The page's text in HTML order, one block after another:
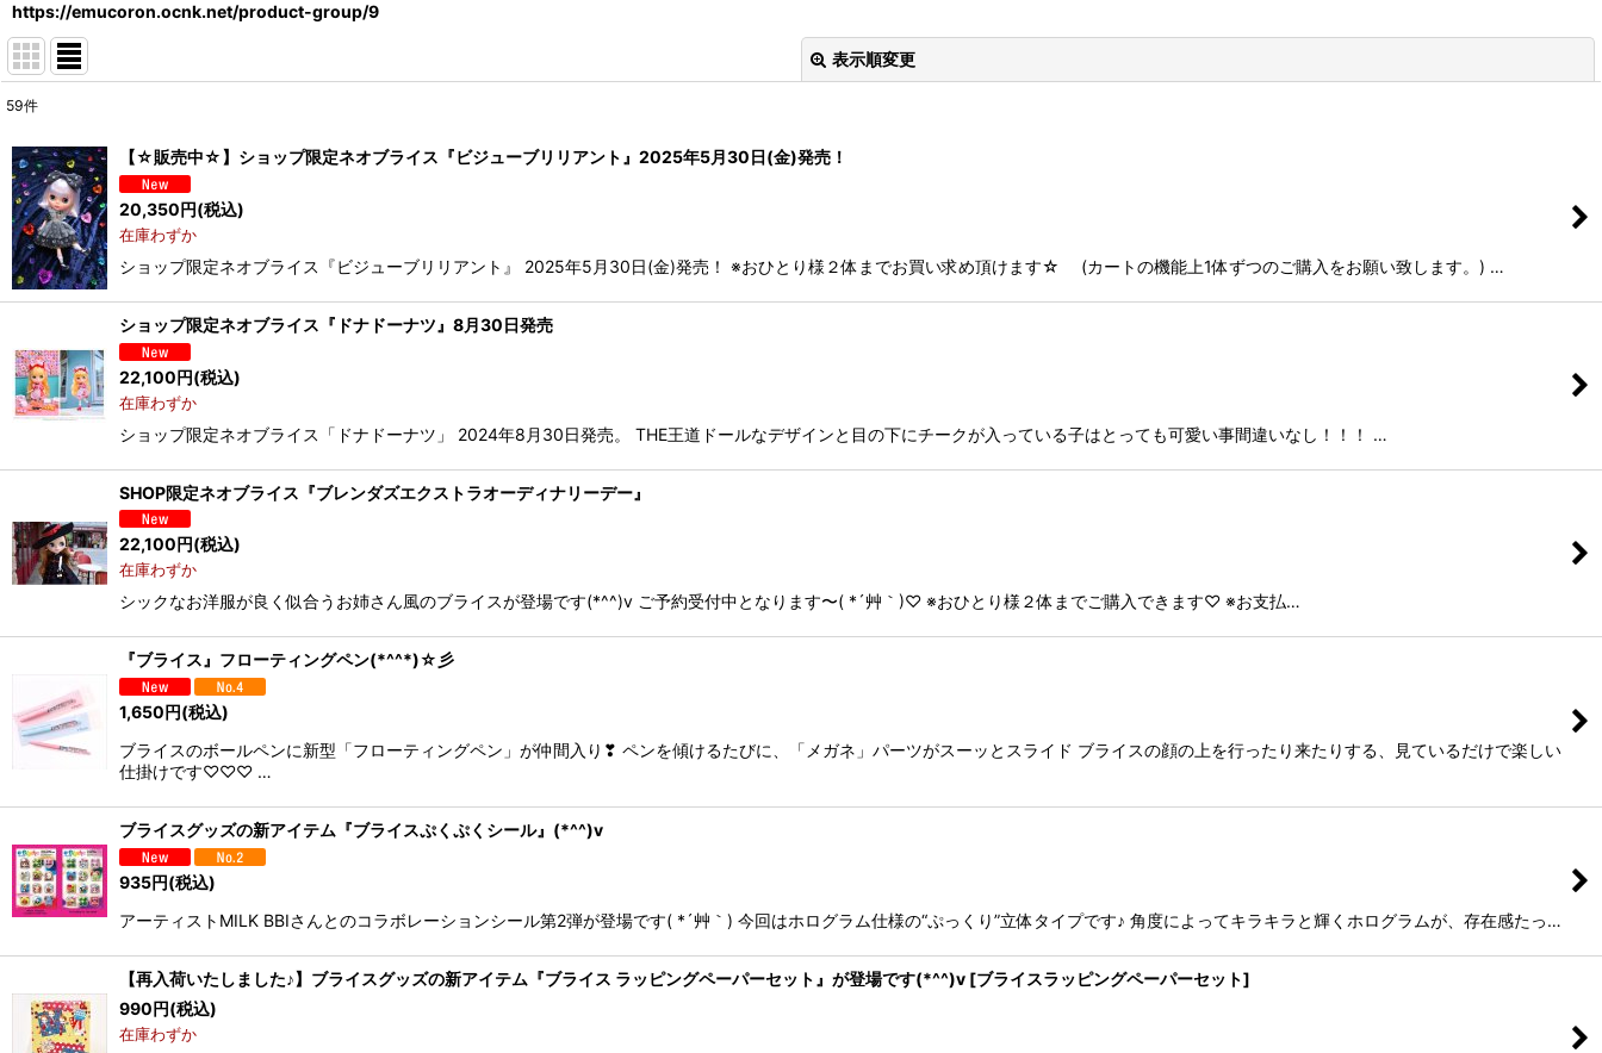
https://emucoron.ocnk.net/product-group/9
表示順変更
表示数:
在庫あり
並び順:
59件
【☆販売中☆】ショップ限定ネオブライス『ビジューブリリアント』2025年5月30日(金)発売！
20,350円(税込)
在庫わずか
ショップ限定ネオブライス『ビジューブリリアント』 2025年5月30日(金)発売！ ※おひとり様２体までお買い求め頂けます☆ (カートの機能上1体ずつのご購入をお願い致します。) …
ショップ限定ネオブライス『ドナドーナツ』8月30日発売
22,100円(税込)
在庫わずか
ショップ限定ネオブライス「ドナドーナツ」 2024年8月30日発売。 THE王道ドールなデザインと目の下にチークが入っている子はとっても可愛い事間違いなし！！！ …
SHOP限定ネオブライス『ブレンダズエクストラオーディナリーデー』
22,100円(税込)
在庫わずか
シックなお洋服が良く似合うお姉さん風のブライスが登場です(*^^)v ご予約受付中となります〜( *´艸｀)♡ ※おひとり様２体までご購入できます♡ ※お支払…
『ブライス』フローティングペン(*^^*)☆彡
1,650円(税込)
ブライスのボールペンに新型「フローティングペン」が仲間入り❣ ペンを傾けるたびに、「メガネ」パーツがスーッとスライド ブライスの顔の上を行ったり来たりする、見ているだけで楽しい
仕掛けです♡♡♡ …
ブライスグッズの新アイテム『ブライスぷくぷくシール』(*^^)v
935円(税込)
アーティストMILK BBIさんとのコラボレーションシール第2弾が登場です( *´艸｀) 今回はホログラム仕様の“ぷっくり”立体タイプです♪ 角度によってキラキラと輝くホログラムが、存在感たっ…
【再入荷いたしました♪】ブライスグッズの新アイテム『ブライス ラッピングペーパーセット』が登場です(*^^)v [ブライスラッピングペーパーセット]
990円(税込)
在庫わずか